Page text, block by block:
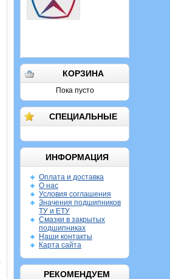
КОРЗИНА
Пока пусто
СПЕЦИАЛЬНЫЕ
ИНФОРМАЦИЯ
Оплата и доставка
О нас
Условия соглашения
Значения подшипников
ТУ и ЕТУ
Смазки в закрытых
подшипниках
Наши контакты
Карта сайта
РЕКОМЕНДУЕМ